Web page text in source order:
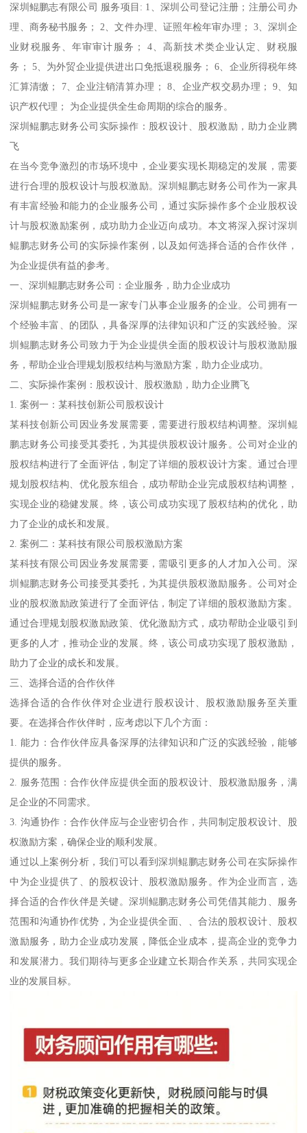
深圳鲲鹏志有限公司 服务项目: 1、深圳公司登记注册；注册公司办
理、商务秘书服务； 2、文件办理、证照年检年审办理； 3、深圳企
业财税服务、年审审计服务； 4、高新技术类企业认定、财税服
务； 5、为外贸企业提供进出口免抵退税服务； 6、企业所得税年终
汇算清缴； 7、企业注销清算办理； 8、企业产权交易办理； 9、知
识产权代理； 为企业提供全生命周期的综合的服务。
深圳鲲鹏志财务公司实际操作：股权设计、股权激励，助力企业腾
飞
在当今竞争激烈的市场环境中，企业要实现长期稳定的发展，需要
进行合理的股权设计与股权激励。深圳鲲鹏志财务公司作为一家具
有丰富经验和能力的企业服务公司，通过实际操作多个企业股权设
计与股权激励案例，成功助力企业迈向成功。本文将深入探讨深圳
鲲鹏志财务公司的实际操作案例，以及如何选择合适的合作伙伴，
为企业提供有益的参考。
一、深圳鲲鹏志财务公司：企业服务，助力企业成功
深圳鲲鹏志财务公司是一家专门从事企业服务的企业。公司拥有一
个经验丰富、的团队，具备深厚的法律知识和广泛的实践经验。深
圳鲲鹏志财务公司致力于为企业提供全面的股权设计与股权激励服
务，帮助企业合理规划股权结构与激励方案，助力企业成功。
二、实际操作案例：股权设计、股权激励，助力企业腾飞
1. 案例一：某科技创新公司股权设计
某科技创新公司因业务发展需要，需要进行股权结构调整。深圳鲲
鹏志财务公司接受其委托，为其提供股权设计服务。公司对企业的
股权结构进行了全面评估，制定了详细的股权设计方案。通过合理
规划股权结构、优化股东组合，成功帮助企业完成股权结构调整，
实现企业的稳健发展。终，该公司成功实现了股权结构的优化，助
力了企业的成长和发展。
2. 案例二：某科技有限公司股权激励方案
某科技有限公司因业务发展需要，需吸引更多的人才加入公司。深
圳鲲鹏志财务公司接受其委托，为其提供股权激励服务。公司对企
业的股权激励政策进行了全面评估，制定了详细的股权激励方案。
通过合理规划股权激励政策、优化激励方式，成功帮助企业吸引到
更多的人才，推动企业的发展。终，该公司成功实现了股权激励，
助力了企业的成长和发展。
三、选择合适的合作伙伴
选择合适的合作伙伴对企业进行股权设计、股权激励服务至关重
要。在选择合作伙伴时，应考虑以下几个方面：
1. 能力：合作伙伴应具备深厚的法律知识和广泛的实践经验，能够
提供的服务。
2. 服务范围：合作伙伴应提供全面的股权设计、股权激励服务，满
足企业的不同需求。
3. 沟通协作：合作伙伴应与企业密切合作，共同制定股权设计、股
权激励方案，确保企业的顺利发展。
通过以上案例分析，我们可以看到深圳鲲鹏志财务公司在实际操作
中为企业提供了、的股权设计、股权激励服务。作为企业而言，选
择合适的合作伙伴是关键。深圳鲲鹏志财务公司凭借其能力、服务
范围和沟通协作优势，为企业提供全面、、合法的股权设计、股权
激励服务，助力企业成功发展，降低企业成本，提高企业的竞争力
和发展潜力。我们期待与更多企业建立长期合作关系，共同实现企
业的发展目标。